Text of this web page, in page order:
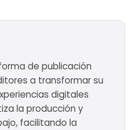
de publicación
a transformar su
digitales
la producción y
facilitando la